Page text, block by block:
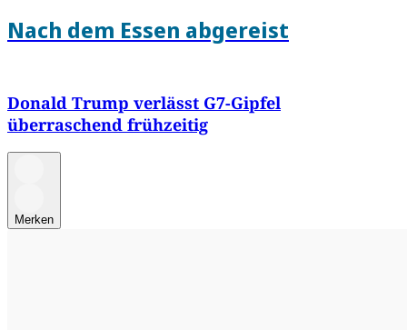
Nach dem Essen abgereist
Donald Trump verlässt G7-Gipfel
überraschend frühzeitig
Merken